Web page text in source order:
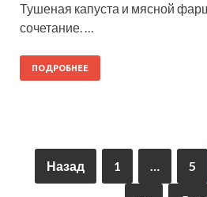
Тушеная капуста и мясной
сочетание. …
ПОДРОБНЕЕ
Назад 1 … 5